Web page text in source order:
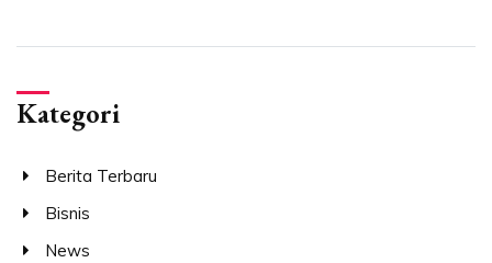
Kategori
Berita Terbaru
Bisnis
News